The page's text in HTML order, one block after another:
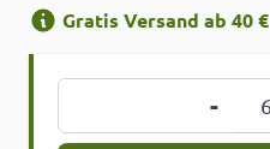
Gratis Versand ab 40 €
-